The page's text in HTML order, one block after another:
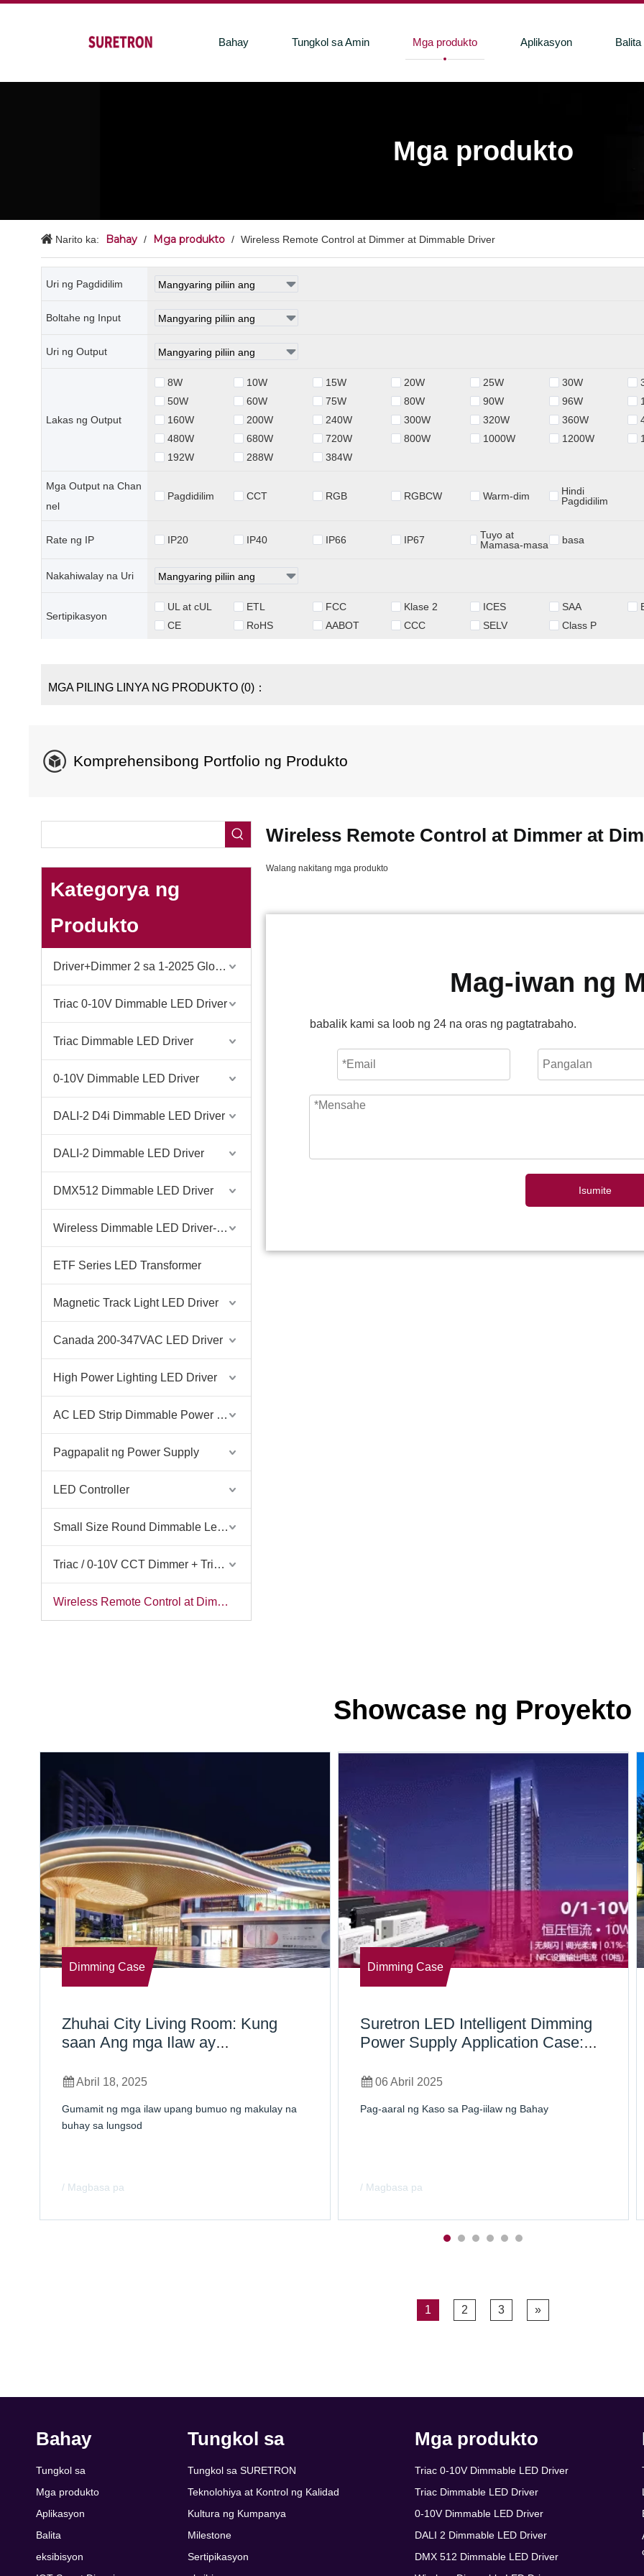
Bahay Tungkol sa Amin Mga produkto Aplikasyon Balita
Mga produkto
Narito ka: Bahay / Mga produkto / Wireless Remote Control at Dimmer at Dimmable Driver
Uri ng Pagdidilim
Boltahe ng Input
Uri ng Output
Lakas ng Output
8W 10W 15W 20W 25W 30W
50W
60W 75W 80W 90W 96W
160W
200W 240W 300W 320W 360W
480W
680W 720W 800W 1000W 1200W
192W
288W 384W
Mga Output na Chan
nel
Pagdidilim CCT RGB RGBCW Warm-dim
Hindi
Pagdidilim
Rate ng IP IP20 IP40 IP66 IP67
Tuyo at
Mamasa-masa
basa
Nakahiwalay na Uri
Sertipikasyon
UL at cUL ETL FCC Klase 2 ICES SAA
CE
RoHS AABOT CCC SELV Class P
MGA PILING LINYA NG PRODUKTO (0)：
Komprehensibong Portfolio ng Produkto
Kategorya ng
Produkto
Driver+Dimmer 2 sa 1-2025 Global Debut
Triac 0-10V Dimmable LED Driver
Triac Dimmable LED Driver
0-10V Dimmable LED Driver
DALI-2 D4i Dimmable LED Driver
DALI-2 Dimmable LED Driver
DMX512 Dimmable LED Driver
Wireless Dimmable LED Driver-Casambi Tuya BLE WiFi ZigBee
ETF Series LED Transformer
Magnetic Track Light LED Driver
Canada 200-347VAC LED Driver
High Power Lighting LED Driver
AC LED Strip Dimmable Power Supply
Pagpapalit ng Power Supply
LED Controller
Small Size Round Dimmable Led Driver
Triac / 0-10V CCT Dimmer + Triac / 0-10V CCT Driver
Wireless Remote Control at Dimmer at Dimmable na Driver
Wireless Remote Control at Dimmer at
Walang nakitang mga produkto
Mag-iwan ng
babalik kami sa loob ng 24 na oras ng pagtatrabaho.
Isumite
Showcase ng Proyekto
Dimming Case
Zhuhai City Living Room: Kung
saan Ang mga Ilaw ay
Urban Lifestyle
Abril 18, 2025
Gumamit ng mga ilaw upang bumuo ng makulay na
buhay sa lungsod
/ Magbasa pa
Dimming Case
Suretron LED Intelligent Dimming
Power Supply Application Case:
06 Abril 2025
Pag-aaral ng Kaso sa Pag-iilaw ng Bahay
/ Magbasa pa
1 2 3 »
Bahay
Tungkol sa
Mga produkto
Aplikasyon
Balita
eksibisyon
Tungkol sa
Tungkol sa SURETRON
Teknolohiya at Kontrol ng Kalidad
Kultura ng Kumpanya
Milestone
Sertipikasyon
Mga produkto
Triac 0-10V Dimmable LED Driver
Triac Dimmable LED Driver
0-10V Dimmable LED Driver
DALI 2 Dimmable LED Driver
DMX 512 Dimmable LED Driver